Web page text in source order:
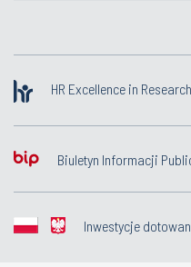
HR Excellence in Research
Biuletyn Informacji
Inwestycje